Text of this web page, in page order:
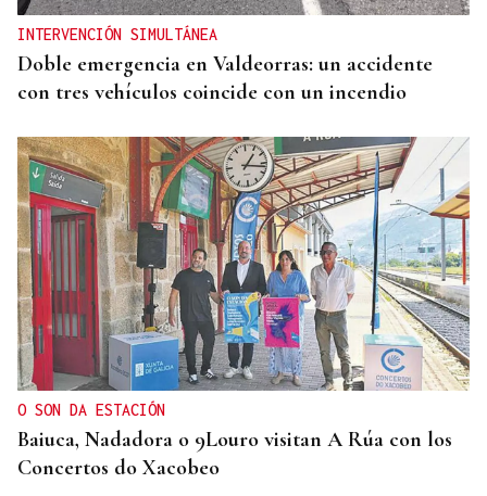
INTERVENCIÓN SIMULTÁNEA
Doble emergencia en Valdeorras: un accidente
con tres vehículos coincide con un incendio
O SON DA ESTACIÓN
Baiuca, Nadadora o 9Louro visitan A Rúa con los
Concertos do Xacobeo